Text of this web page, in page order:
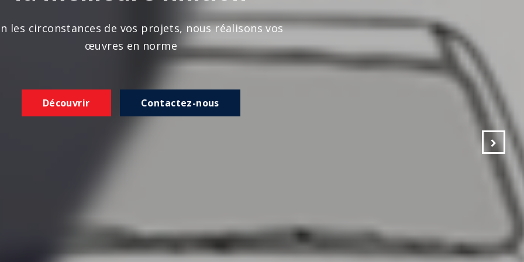
les circonstances de vos projets, nous réalisons vos
œuvres en norme
Découvrir Contactez-nous